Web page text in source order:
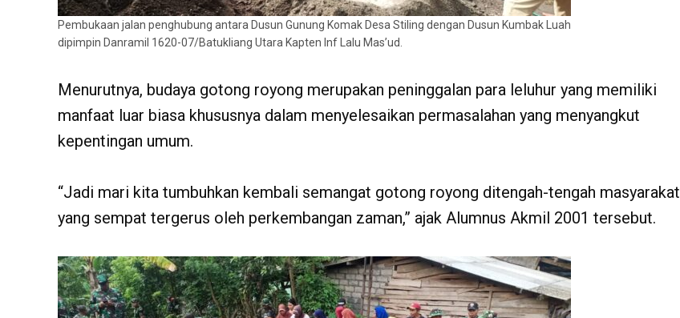
Pembukaan jalan penghubung antara Dusun Gunung Komak Desa Stiling dengan Dusun Kumbak Luah
dipimpin Danramil 1620-07/Batukliang Utara Kapten Inf Lalu Mas’ud.
Menurutnya, budaya gotong royong merupakan peninggalan para leluhur yang memiliki
manfaat luar biasa khususnya dalam menyelesaikan permasalahan yang menyangkut
kepentingan umum.
“Jadi mari kita tumbuhkan kembali semangat gotong royong ditengah-tengah masyarakat
yang sempat tergerus oleh perkembangan zaman,” ajak Alumnus Akmil 2001 tersebut.